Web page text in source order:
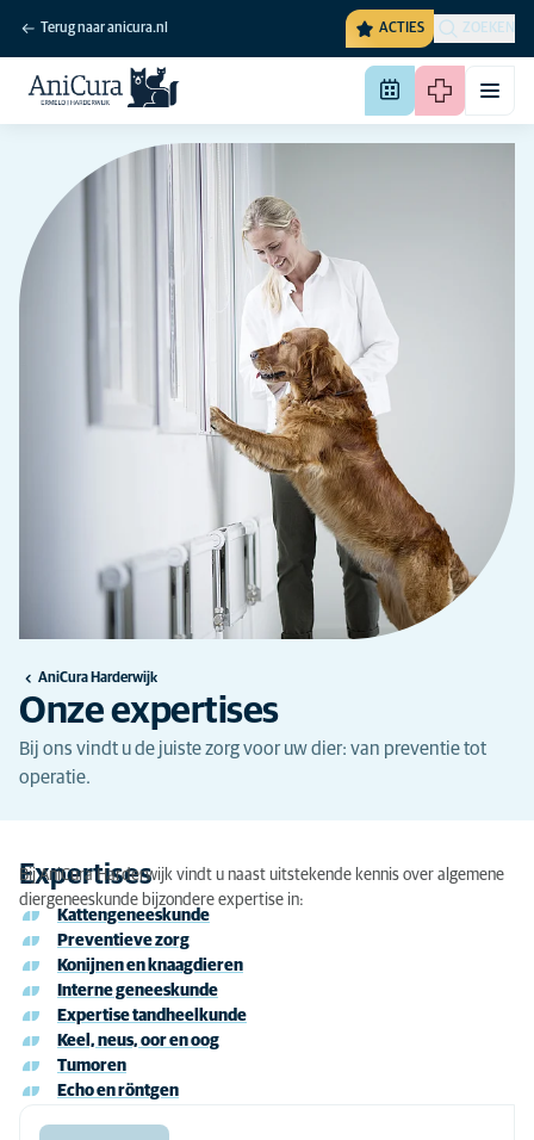
Terug naar anicura.nl ACTIES ZOEKEN
AniCura Harderwijk
Onze expertises
Bij ons vindt u de juiste zorg voor uw dier: van preventie tot
operatie.
Expertises
Bij AniCura Harderwijk vindt u naast uitstekende kennis over algemene
diergeneeskunde bijzondere expertise in:
Kattengeneeskunde
Preventieve zorg
Konijnen en knaagdieren
Interne geneeskunde
Expertise tandheelkunde
Keel, neus, oor en oog
Tumoren
Echo en röntgen